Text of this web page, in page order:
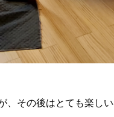
、その後はとても楽し